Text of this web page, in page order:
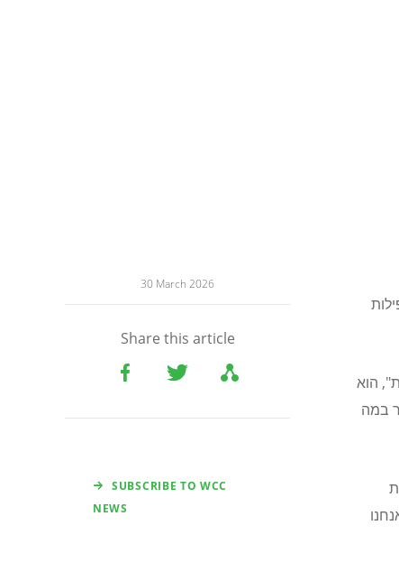
30 March 2026
Share this article
SUBSCRIBE TO WCC
NEWS
הוא
במה